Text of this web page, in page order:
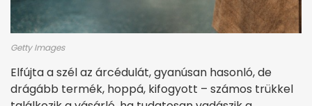
Getty Images
Elfújta a szél az árcédulát, gyanúsan hasonló, de
drágább termék, hoppá, kifogyott – számos trükkel